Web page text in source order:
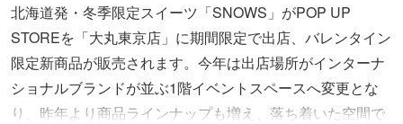
北海道発・冬季限定スイーツ「SNOWS」がPOP UP
STOREを「大丸東京店」に期間限定で出店、バレンタイン
限定新商品が販売されます。今年は出店場所がインターナ
ショナルブランドが並ぶ1階イベントスペースへ変更とな
り、昨年より商品ラインナップも増え、落ち着いた空間で